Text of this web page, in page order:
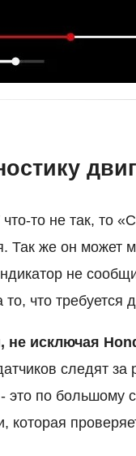
то не так, то
Так же он может
не
что требуется
не исключая
следят
по большому
которая